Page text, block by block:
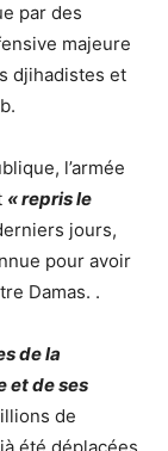
par des
majeure
djihadistes et
l’armée
« repris le
jours,
pour avoir
Damas. .
de la
et de ses
de